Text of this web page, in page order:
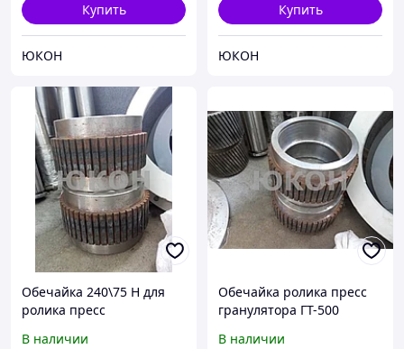
Купить
ЮКОН
Купить
ЮКОН
Обечайка 240\75 Н для
ролика пресс
В наличии
Обечайка ролика пресс
гранулятора ГТ-500
В наличии